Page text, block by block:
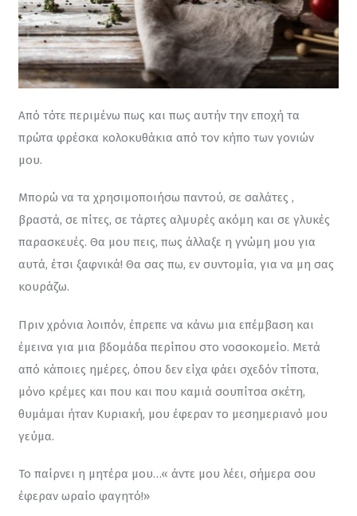
Από τότε περιμένω πως και πως αυτήν την εποχή τα
πρώτα φρέσκα κολοκυθάκια από τον κήπο των γονιών
μου.
Μπορώ να τα χρησιμοποιήσω παντού, σε σαλάτες ,
βραστά, σε πίτες, σε τάρτες αλμυρές ακόμη και σε γλυκές
παρασκευές. Θα μου πεις, πως άλλαξε η γνώμη μου για
αυτά, έτσι ξαφνικά! Θα σας πω, εν συντομία, για να μη σας
κουράζω.
Πριν χρόνια λοιπόν, έπρεπε να κάνω μια επέμβαση και
έμεινα για μια βδομάδα περίπου στο νοσοκομείο. Μετά
από κάποιες ημέρες, όπου δεν είχα φάει σχεδόν τίποτα,
μόνο κρέμες και που και που καμιά σουπίτσα σκέτη,
θυμάμαι ήταν Κυριακή, μου έφεραν το μεσημεριανό μου
γεύμα.
Το παίρνει η μητέρα μου…« άντε μου λέει, σήμερα σου
έφεραν ωραίο φαγητό!»